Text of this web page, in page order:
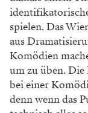
spielen. Das
aus
Komödien
um zu üben. Die
beieiner
denn wenn das